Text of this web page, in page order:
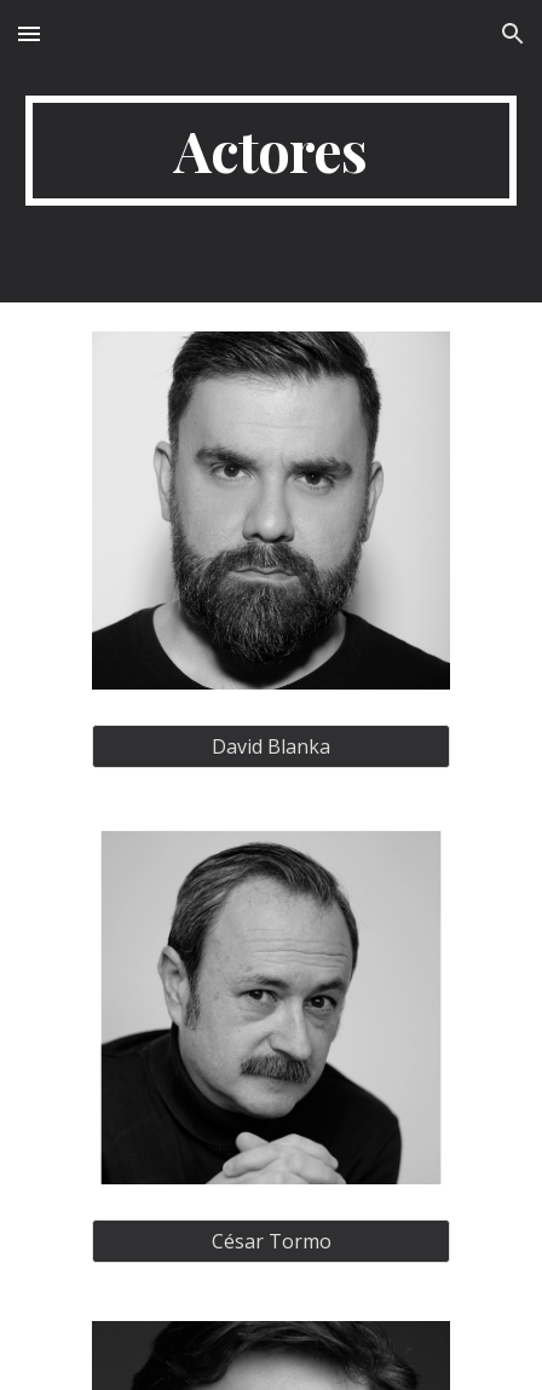
Skip to main content Skip to navigation
Actores
David Blanka
César Tormo